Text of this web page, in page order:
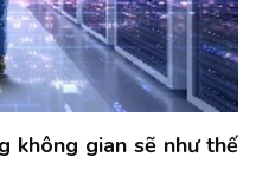
không gian sẽ như thế